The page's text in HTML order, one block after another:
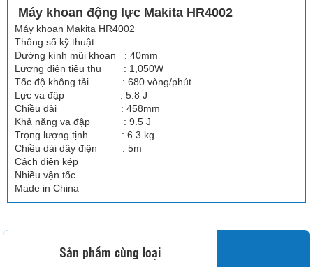
Máy khoan động lực Makita HR4002
Máy khoan Makita HR4002
Thông số kỹ thuật:
Đường kính mũi khoan : 40mm
Lượng điện tiêu thụ : 1,050W
Tốc độ không tải : 680 vòng/phút
Lực va đập : 5.8 J
Chiều dài : 458mm
Khả năng va đập : 9.5 J
Trọng lượng tịnh : 6.3 kg
Chiều dài dây điện : 5m
Cách điện kép
Nhiều vận tốc
Made in China
Sản phẩm cùng loại